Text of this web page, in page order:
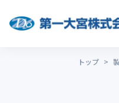
トップ >